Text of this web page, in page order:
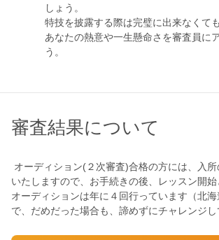
しょう。
特技を披露する際は完璧に出来なくて
あなたの熱意や一生懸命さを審査員に
う。
審査結果について
オーディション(２次審査)合格の方には、入所
いたしますので、お手続きの後、レッスン開始
オーディションは年に４回行っています（北
で、だめだった場合も、諦めずにチャレンジし